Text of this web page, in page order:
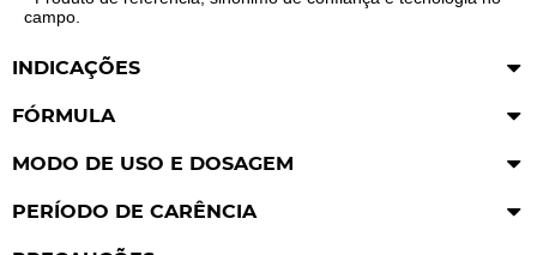
campo.
INDICAÇÕES
FÓRMULA
MODO DE USO E DOSAGEM
PERÍODO DE CARÊNCIA